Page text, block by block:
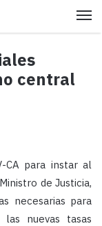
central
CA para instar al
de Justicia,
necesarias para
nuevas tasas